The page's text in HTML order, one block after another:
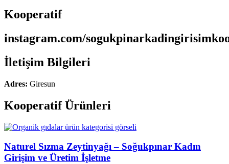
Kooperatif
instagram.com/
İletişim Bilgileri
Adres: Giresun
Kooperatif Ürünleri
Naturel Sızma Zeytinyağı – Soğukpınar Kadın
Girişim ve Üretim İşletme